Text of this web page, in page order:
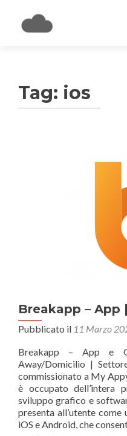
Tag: ios
Breakapp – App
Pubblicato il 11 Marzo
Breakapp – App e
Away/Domicilio |
commissionato a My
è occupato dell’intera
sviluppo grafico e
presenta all’utente
iOS e Android, che